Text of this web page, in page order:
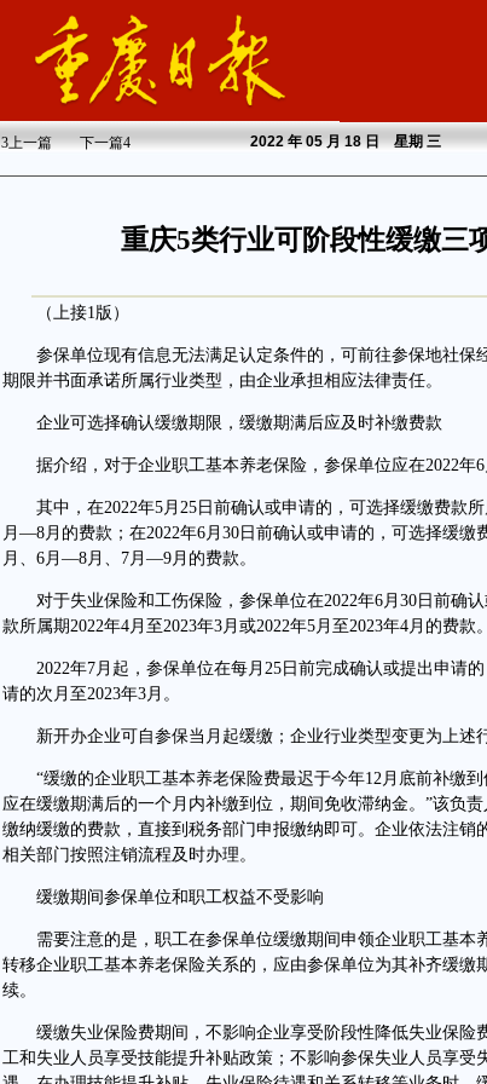
3上一篇 下一篇4 2022年 05 月 18 日 星期三
重庆5类行业可阶段性缓缴三
（上接1版）
参保单位现有信息无法满足认定条件的，可前往参保地社保
期限并书面承诺所属行业类型，由企业承担相应法律责任。
企业可选择确认缓缴期限，缓缴期满后应及时补缴费款
据介绍，对于企业职工基本养老保险，参保单位应在2022年6
其中，在2022年5月25日前确认或申请的，可选择缓缴费款
月—8月的费款；在2022年6月30日前确认或申请的，可选择缓
月、6月—8月、7月—9月的费款。
对于失业保险和工伤保险，参保单位在2022年6月30日前确
款所属期2022年4月至2023年3月或2022年5月至2023年4月的费款。
2022年7月起，参保单位在每月25日前完成确认或提出申请的
请的次月至2023年3月。
新开办企业可自参保当月起缓缴；企业行业类型变更为上述行
“缓缴的企业职工基本养老保险费最迟于今年12月底前补缴到
应在缓缴期满后的一个月内补缴到位，期间免收滞纳金。”该负
缴纳缓缴的费款，直接到税务部门申报缴纳即可。企业依法注销
相关部门按照注销流程及时办理。
缓缴期间参保单位和职工权益不受影响
需要注意的是，职工在参保单位缓缴期间申领企业职工基本
转移企业职工基本养老保险关系的，应由参保单位为其补齐缓缴
续。
缓缴失业保险费期间，不影响企业享受阶段性降低失业保险
工和失业人员享受技能提升补贴政策；不影响参保失业人员享受